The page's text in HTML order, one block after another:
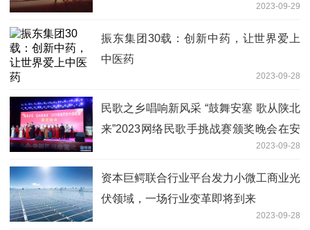
2023-09-29
振东集团30载：创新中药，让世界爱上
中医药
2023-09-28
民歌之乡唱响新风采 “鼓舞安塞 歌从陕北
来”2023网络民歌手挑战赛颁奖晚会在安
2023-09-28
资本巨鳄联合行业平台发力小微工商业光
伏领域，一场行业变革即将到来
2023-09-28